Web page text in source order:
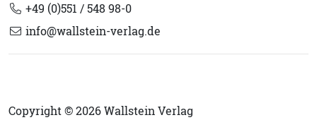
+49 (0)551 / 548 98-0
info@wallstein-verlag.de
Copyright © 2026 Wallstein Verlag